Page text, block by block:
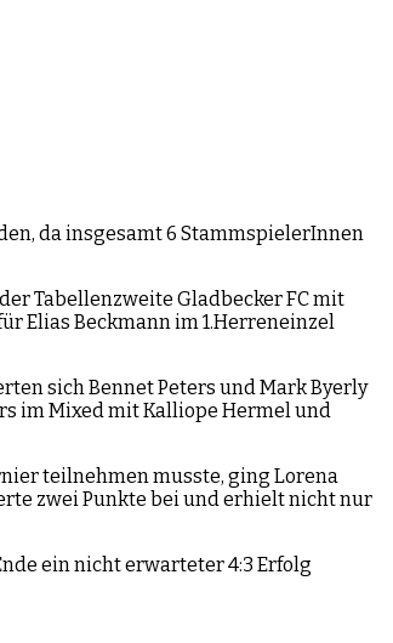
da insgesamt 6 StammspielerInnen
Tabellenzweite Gladbecker FC mit
Elias Beckmann im 1.Herreneinzel
sich Bennet Peters und Mark Byerly
im Mixed mit Kalliope Hermel und
teilnehmen musste, ging Lorena
zwei Punkte bei und erhielt nicht nur
ein nicht erwarteter 4:3 Erfolg